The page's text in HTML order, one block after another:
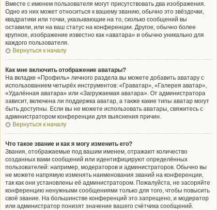
Вместе с именем пользователя могут присутствовать два изображения.
Одно из них может относиться к вашему званию, обычно это звёздочки,
квадратики или точки, указывающие на то, сколько сообщений вы
оставили, или на ваш статус на конференции. Другое, обычно более
крупное, изображение известно как «аватара» и обычно уникально для
каждого пользователя.
Вернуться к началу
Как мне включить отображение аватары?
На вкладке «Профиль» личного раздела вы можете добавить аватару с
использованием четырёх инструментов: «Граватар», «Галерея аватар»,
«Удалённая аватара» или «Загружаемая аватара». От администратора
зависит, включена ли поддержка аватар, а также какие типы аватар могут
быть доступны. Если вы не можете использовать аватары, свяжитесь с
администратором конференции для выяснения причин.
Вернуться к началу
Что такое звание и как я могу изменить его?
Звания, отображаемые под вашим именем, отражают количество
созданных вами сообщений или идентифицируют определённых
пользователей: например, модераторов и администраторов. Обычно вы
не можете напрямую изменять наименования званий на конференции,
так как они установлены её администратором. Пожалуйста, не засоряйте
конференцию ненужными сообщениями только для того, чтобы повысить
своё звание. На большинстве конференций это запрещено, и модератор
или администратор понизят значение вашего счётчика сообщений.